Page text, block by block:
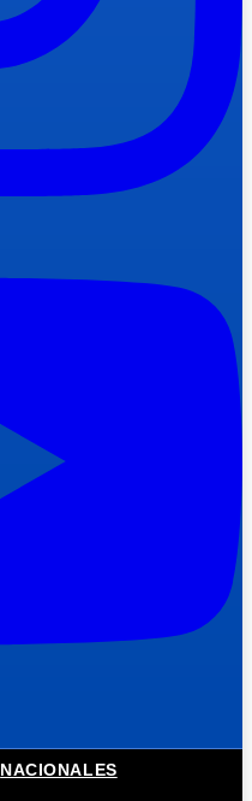
NACIONALES